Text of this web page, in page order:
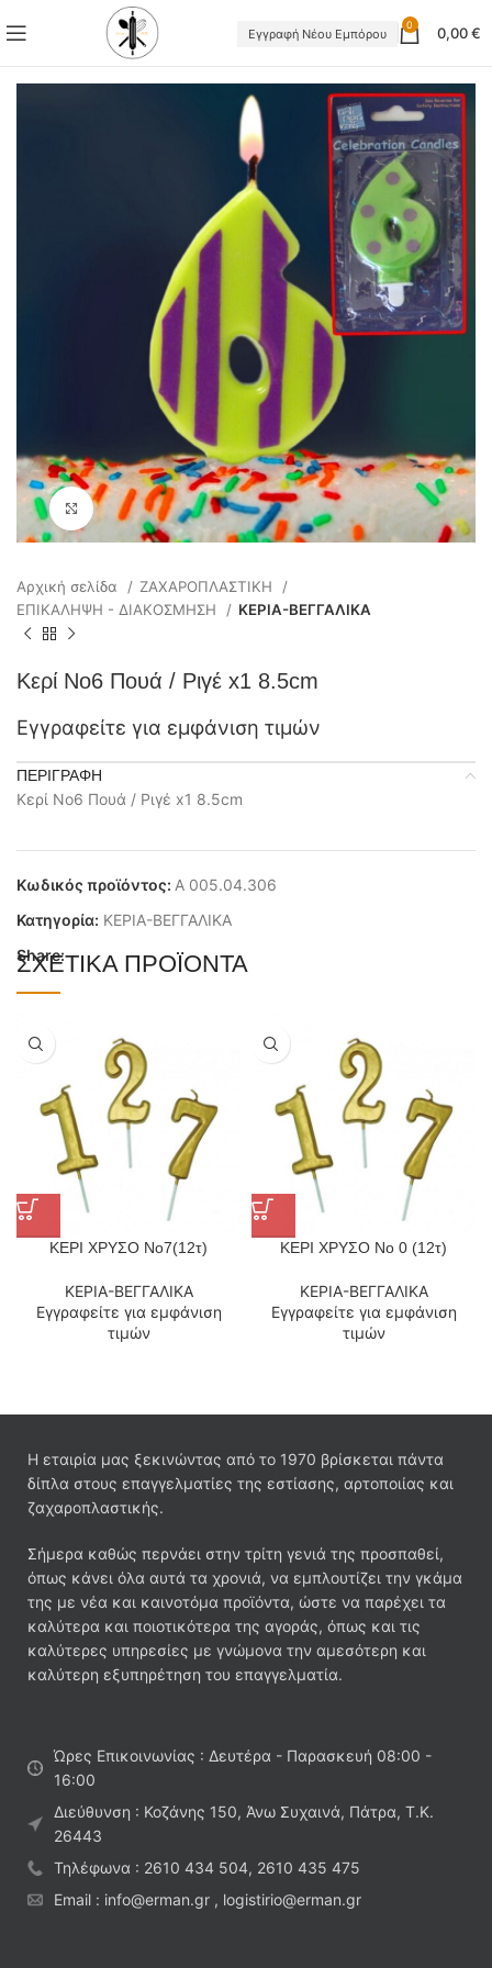
Εγγραφή Νέου Εμπόρου
0 0,00€
Click to enlarge
Αρχική σελίδα
ΖΑΧΑΡΟΠΛΑΣΤΙΚΗ
ΕΠΙΚΑΛΗΨΗ - ΔΙΑΚΟΣΜΗΣΗ
ΚΕΡΙΑ-ΒΕΓΓΑΛΙΚΑ
Κερί Νο6 Πουά / Ριγέ x1 8.5cm
Εγγραφείτε για εμφάνιση τιμών
ΠΕΡΙΓΡΑΦΉ
Κερί Νο6 Πουά / Ριγέ x1 8.5cm
Κωδικός προϊόντος: Α 005.04.306
Κατηγορία: ΚΕΡΙΑ-ΒΕΓΓΑΛΙΚΑ
Share:
ΣΧΕΤΙΚΆ ΠΡΟΪΌΝΤΑ
ΚΕΡΙ ΧΡΥΣΟ Νο7(12τ)
ΚΕΡΙΑ-ΒΕΓΓΑΛΙΚΑ
Εγγραφείτε για εμφάνιση
τιμών
ΚΕΡΙ ΧΡΥΣΟ Νο 0 (12τ)
ΚΕΡΙΑ-ΒΕΓΓΑΛΙΚΑ
Εγγραφείτε για εμφάνιση
τιμών
Η εταιρία μας ξεκινώντας από το 1970 βρίσκεται πάντα
δίπλα στους επαγγελματίες της εστίασης, αρτοποιίας και
ζαχαροπλαστικής.
Σήμερα καθώς περνάει στην τρίτη γενιά της προσπαθεί,
όπως κάνει όλα αυτά τα χρονιά, να εμπλουτίζει την γκάμα
της με νέα και καινοτόμα προϊόντα, ώστε να παρέχει τα
καλύτερα και ποιοτικότερα της αγοράς, όπως και τις
καλύτερες υπηρεσίες με γνώμονα την αμεσότερη και
καλύτερη εξυπηρέτηση του επαγγελματία.
Ώρες Επικοινωνίας : Δευτέρα - Παρασκευή 08:00 -
16:00
Διεύθυνση : Κοζάνης 150, Άνω Συχαινά, Πάτρα, Τ.Κ.
26443
Τηλέφωνα : 2610 434 504, 2610 435 475
Email : info@erman.gr , logistirio@erman.gr